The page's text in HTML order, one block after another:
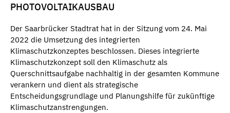
PHOTOVOLTAIKAUSBAU
Der Saarbrücker Stadtrat hat in der Sitzung vom 24. Mai
2022 die Umsetzung des integrierten
Klimaschutzkonzeptes beschlossen. Dieses integrierte
Klimaschutzkonzept soll den Klimaschutz als
Querschnittsaufgabe nachhaltig in der gesamten Kommune
verankern und dient als strategische
Entscheidungsgrundlage und Planungshilfe für zukünftige
Klimaschutzanstrengungen.